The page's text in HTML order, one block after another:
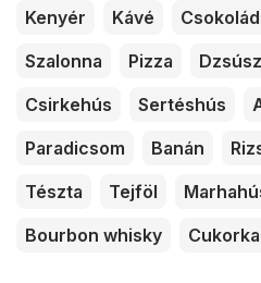
Kenyér
Kávé
Szalonna
Pizza Dzsúsz
Csirkehús
Sertéshús
Paradicsom
Banán
Tészta
Tejföl
Bourbon whisky
Cukorka